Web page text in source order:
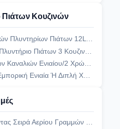
Πιάτων Κουζινών
Πλυντήριο Πιάτων Γυαλιού Φραγμών Δεξαμενών Εμπορικό
Χ Εμπορικό Πλυντήριο Πιάτων Μεταφορέων Φάσης
Αυτόματων Εμπορικών Πλυντηρίων Πιάτων Κουζινών
Γόνατο Βαλβίδα Πλυντηρίων Πιάτων Κουζινών
Ελεύθερη Μόνιμη Με 4/6 Ευρωπαϊκοί Καυστήρες